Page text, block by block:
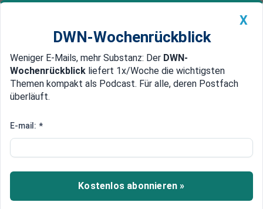
Newsticker MEIN DWN: Geldanlage Premium
Edelmetalle DWN-Magazin China
Pistorius bringt Gesetz für neuen
Mit einem neuen Gesetzentwurf legt das
Verteidigungsministerium den Grundstein für die
Einführung eines neuen Wehrdienstes in
X
DWN-Wochenrückblick
Weniger E-Mails, mehr Substanz: Der DWN-
Wochenrückblick liefert 1x/Woche die wichtigsten
Themen kompakt als Podcast. Für alle, deren Postfach
überläuft.
E-mail: *
Kostenlos abonnieren »